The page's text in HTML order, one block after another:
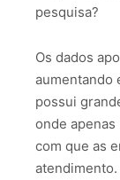
pesquisa?
Os dados
aumentando
possui
onde apenas
com que as